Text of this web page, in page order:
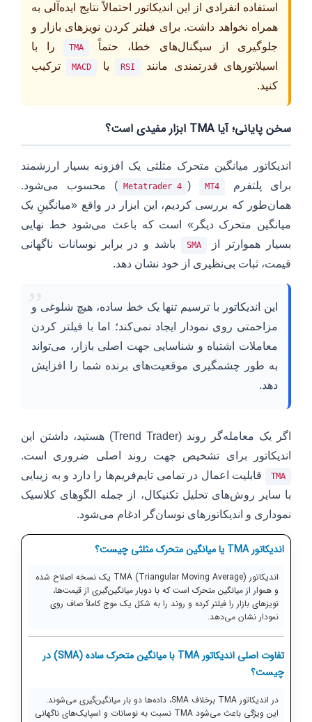
استفاده انفرادی از این اندیکاتور احتمالاً نتایج ایده‌آلی به
همراه نخواهد داشت. برای فیلتر کردن نویزهای بازار و
جلوگیری از سیگنال‌های خطا، حتماً
TMA
را با
اسیلاتورهای قدرتمندی مانند
RSI یا MACD
ترکیب
کنید.
سخن پایانی؛ آیا TMA ابزار مفیدی است؟
اندیکاتور میانگین متحرک مثلثی یک افزونه بسیار ارزشمند
برای پلتفرم
MT4
(
Metatrader 4 ) محسوب می‌شود.
همان‌طور که بررسی کردیم، این ابزار در واقع «میانگینِ یک
میانگین متحرک دیگر» است که باعث می‌شود خط نهایی
بسیار هموارتر از
SMA
باشد و در برابر نوسانات ناگهانی
قیمت، ثبات بی‌نظیری از خود نشان دهد.
”
این اندیکاتور با ترسیم تنها یک خط ساده، هیچ شلوغی و
مزاحمتی روی نمودار ایجاد نمی‌کند؛ اما با فیلتر کردن
معاملات اشتباه و شناسایی جهت اصلی بازار، می‌تواند
به طور چشمگیری موقعیت‌های برنده شما را افزایش
دهد.
اگر یک معامله‌گر روند (Trend Trader) هستید، داشتن این
اندیکاتور برای تشخیص جهت روند اصلی ضروری است.
TMA
قابلیت اعمال در تمامی تایم‌فریم‌ها را دارد و به زیبایی
با سایر روش‌های تحلیل تکنیکال، از جمله الگوهای کلاسیک
نموداری و اندیکاتورهای نوسان‌گر ادغام می‌شود.
اندیکاتور TMA یا میانگین متحرک مثلثی چیست؟
اندیکاتور TMA (Triangular Moving Average) یک نسخه اصلاح شده
و هموار از میانگین متحرک است که با دوبار میانگین‌گیری از قیمت‌ها،
نویزهای بازار را فیلتر کرده و روند را به شکل یک موج کاملاً صاف روی
نمودار نشان می‌دهد.
تفاوت اصلی اندیکاتور TMA با میانگین متحرک ساده (SMA) در
چیست؟
در اندیکاتور TMA برخلاف SMA، داده‌ها دو بار میانگین‌گیری می‌شوند.
این ویژگی باعث می‌شود TMA نسبت به نوسانات و اسپایک‌های ناگهانی